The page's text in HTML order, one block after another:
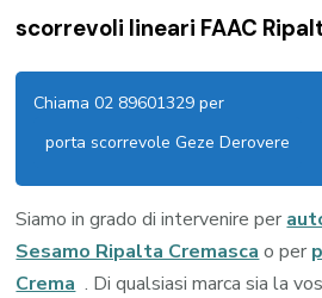
scorrevoli lineari FAAC
Chiama 02 89601329 per
porta scorrevole Geze Derovere
Siamo in grado di intervenire per
Sesamo Ripalta Cremasca o per
Crema . Di qualsiasi marca sia la